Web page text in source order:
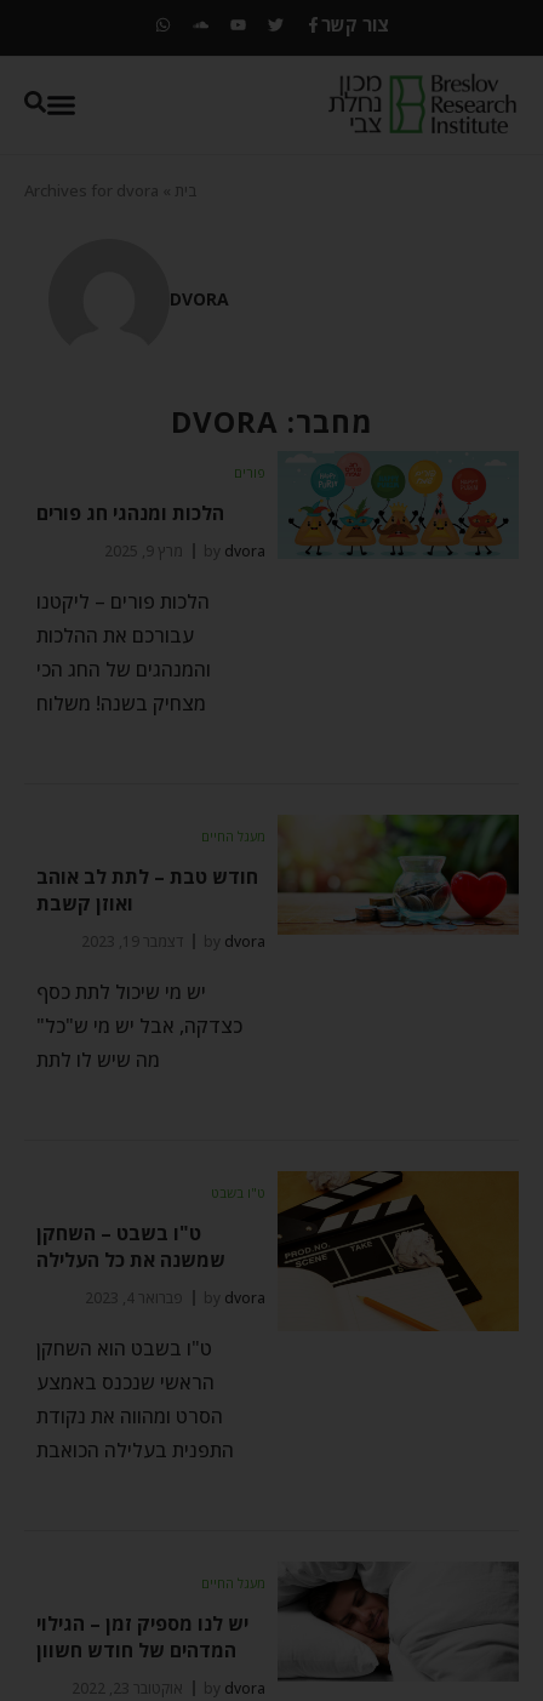
צור קשר
בית Archives for dvora
DVORA
מחבר: DVORA
פורים
הלכות ומנהגי חג פורים
by dvora מרץ 9, 2025
הלכות פורים – ליקטנו
עבורכם את ההלכות
והמנהגים של החג הכי
מצחיק בשנה! משלוח
מעגל החיים
חודש טבת – לתת לב אוהב
ואוזן קשבת
by dvora דצמבר 19, 2023
יש מי שיכול לתת כסף
כצדקה, אבל יש מי ש"כל"
מה שיש לו לתת
ט"ו בשבט
ט"ו בשבט – השחקן
שמשנה את כל העלילה
by dvora פברואר 4, 2023
ט"ו בשבט הוא השחקן
הראשי שנכנס באמצע
הסרט ומהווה את נקודת
התפנית בעלילה הכואבת
מעגל החיים
יש לנו מספיק זמן – הגילוי
המדהים של חודש חשוון
by dvora אוקטובר 23, 2022